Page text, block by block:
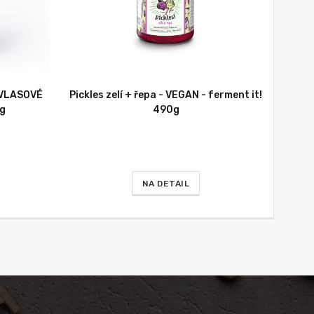
Pickles zelí + řepa - VEGAN - ferment it!
490g
NA DETAIL